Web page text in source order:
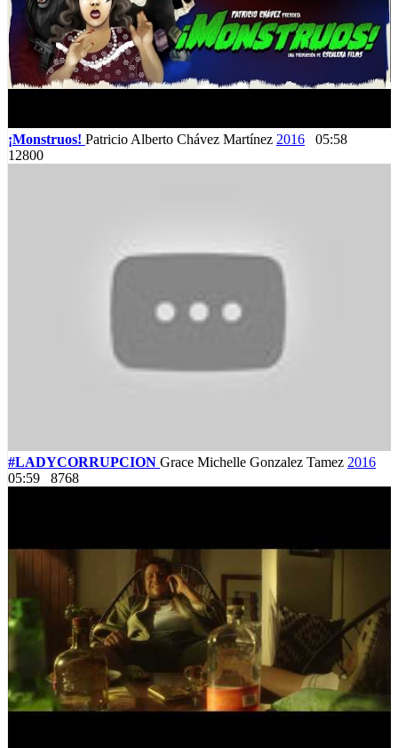
¡Monstruos! Patricio Alberto Chávez Martínez 2016
05:58
12800
#LADYCORRUPCION Grace Michelle Gonzalez Tamez 2016
05:59
8768